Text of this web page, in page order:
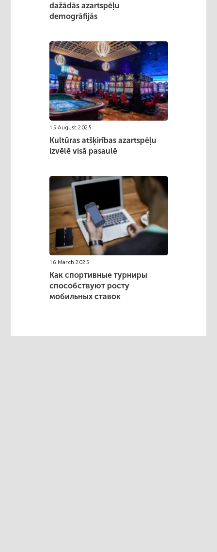
dažādās azartspēļu
demogrāfijās
15 August 2025
Kultūras atšķirības azartspēļu
izvēlē visā pasaulē
16 March 2025
Как спортивные турниры
способствуют росту
мобильных ставок